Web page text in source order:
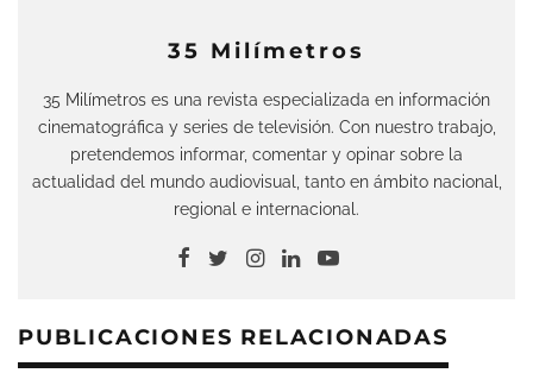
35 Milímetros
35 Milímetros es una revista especializada en información
cinematográfica y series de televisión. Con nuestro trabajo,
pretendemos informar, comentar y opinar sobre la
actualidad del mundo audiovisual, tanto en ámbito nacional,
regional e internacional.
PUBLICACIONES RELACIONADAS